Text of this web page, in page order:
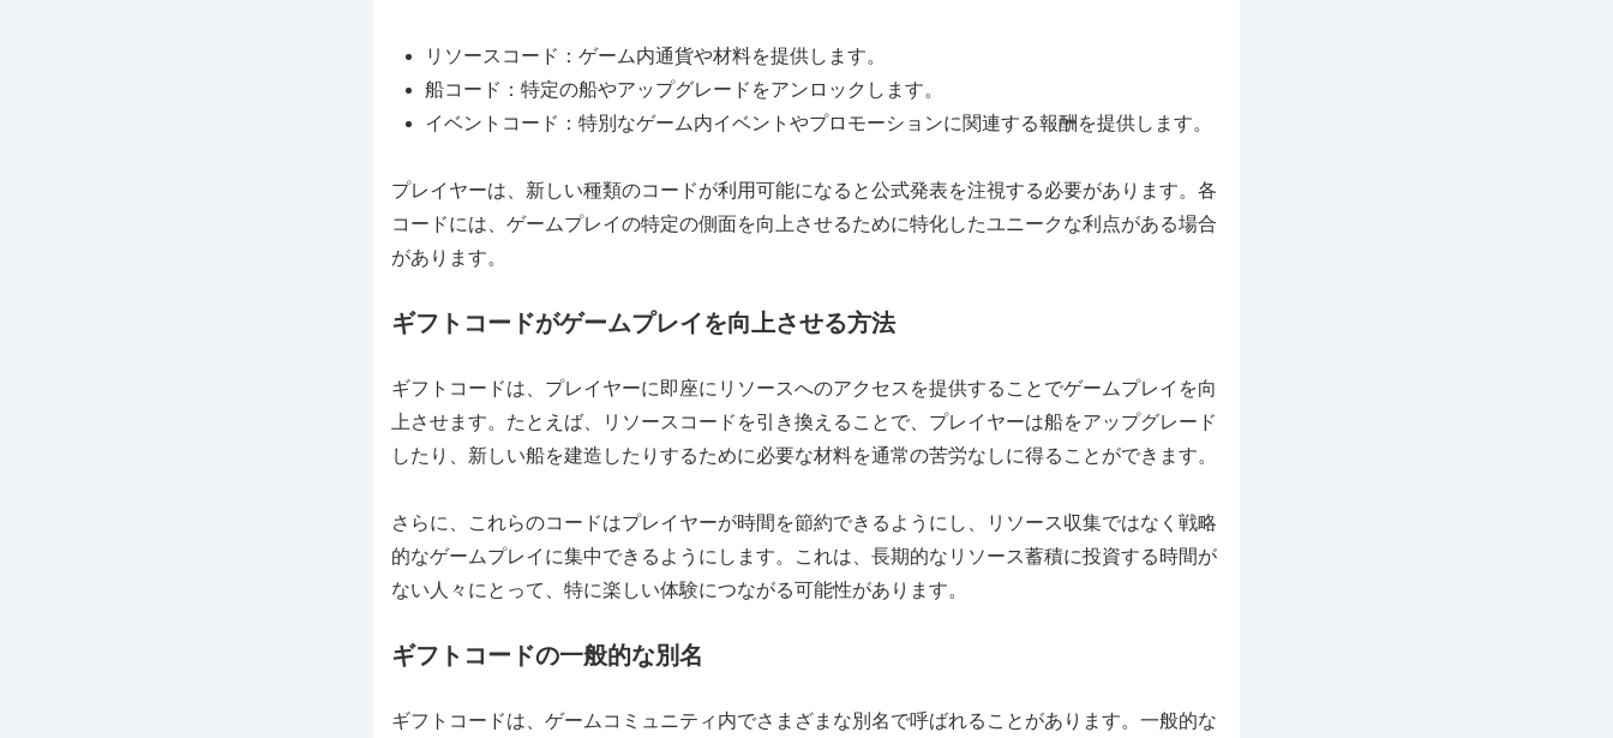
リソースコード：ゲーム内通貨や材料を提供します。
船コード：特定の船やアップグレードをアンロックします。
イベントコード：特別なゲーム内イベントやプロモーションに関連する報酬を提供します。
プレイヤーは、新しい種類のコードが利用可能になると公式発表を注視する必要があります。各
コードには、ゲームプレイの特定の側面を向上させるために特化したユニークな利点がある場合
があります。
ギフトコードがゲームプレイを向上させる方法
ギフトコードは、プレイヤーに即座にリソースへのアクセスを提供することでゲームプレイを向
上させます。たとえば、リソースコードを引き換えることで、プレイヤーは船をアップグレード
したり、新しい船を建造したりするために必要な材料を通常の苦労なしに得ることができます。
さらに、これらのコードはプレイヤーが時間を節約できるようにし、リソース収集ではなく戦略
的なゲームプレイに集中できるようにします。これは、長期的なリソース蓄積に投資する時間が
ない人々にとって、特に楽しい体験につながる可能性があります。
ギフトコードの一般的な別名
ギフトコードは、ゲームコミュニティ内でさまざまな別名で呼ばれることがあります。一般的な